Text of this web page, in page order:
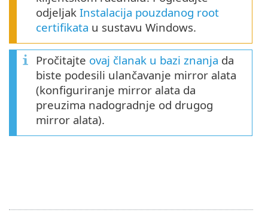
odjeljak Instalacija pouzdanog root
certifikata u sustavu Windows.
Pročitajte ovaj članak u bazi znanja da
biste podesili ulančavanje mirror alata
(konfiguriranje mirror alata da
preuzima nadogradnje od drugog
mirror alata).